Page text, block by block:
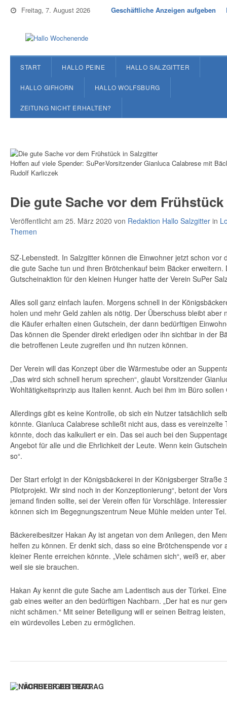
Freitag, 7. August 2026 Geschäftliche Anzeigen aufgeben
START HALLO PEINE HALLO SALZGITTER
HALLO GIFHORN HALLO WOLFSBURG
ZEITUNG NICHT ERHALTEN?
Hoffen auf viele Spender: SuPer-Vorsitzender Gianluca Calabrese mit
Rudolf Karliczek
Die gute Sache vor dem
Veröffentlicht am 25. März 2020 von Redaktion Hallo Salzgitter in
Themen
SZ-Lebenstedt​. In Salzgitter können die Einwohner jetzt schon vor
die gute Sache tun und ihren Brötchenkauf beim Bäcker erweitern.
Gutscheinaktion für den kleinen Hunger hatte der Verein SuPer
Alles soll ganz einfach laufen. Morgens schnell in der
holen und mehr Geld zahlen als nötig. Der Überschuss bleibt aber
die Käufer erhalten einen Gutschein, der dann bedürftigen
Das können die Spender direkt erledigen oder ihn sichtbar in der
die betroffenen Leute zugreifen und ihn nutzen können.
Der Verein will das Konzept über die Wärmestube oder an
„Das wird sich schnell herum sprechen“, glaubt Vorsitzender
Wohltätigkeitsprinzip aus Italien kennt. Auch bei ihm im Büro
Allerdings gibt es keine Kontrolle, ob sich ein Nutzer tatsächlich
könnte. Gianluca Calabrese schließt nicht aus, dass es vereinzelte
könnte, doch das kalkuliert er ein. Das sei auch bei den
Angebot für alle und die Ehrlichkeit der Leute. Wenn kein
so“.
Der Start erfolgt in der Königsbäckerei in der Königsberger Straße
Pilotprojekt. Wir sind noch in der Konzeptionierung“, betont der
jemand finden sollte, sei der Verein offen für Vorschläge.
können sich im Begegnungszentrum Neue Mühle melden unter
Bäckereibesitzer Hakan Ay ist angetan von dem Anliegen, den
helfen zu können. Er denkt sich, dass so eine Brötchenspende vor
kleiner Rente erreichen könnte. „Viele schämen sich“, weiß er,
weil sie sie brauchen.
Hakan Ay kennt die gute Sache am Ladentisch aus der Türkei.
gab eines weiter an den bedürftigen Nachbarn. „Der hat es nur
nicht schämen.“ Mit seiner Beteiligung will er seinen Beitrag
ein würdevolles Leben zu ermöglichen.
VORHERIGER BEITRAG